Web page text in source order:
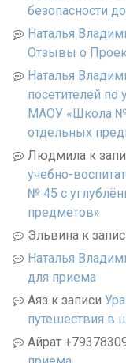
безопасности
Наталья
Отзывы о
Наталья
посетителей
МАОУ «Школа №
отдельных
Людмила к
учебно-
№ 45 с
предметов»
Эльвина к
Наталья
для приема
Аяз к записи
путешествия в
Айрат